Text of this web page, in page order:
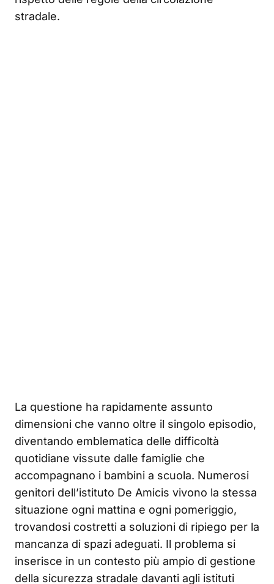
stradale.
La questione ha rapidamente assunto
dimensioni che vanno oltre il singolo episodio,
diventando emblematica delle difficoltà
quotidiane vissute dalle famiglie che
accompagnano i bambini a scuola. Numerosi
genitori dell’istituto De Amicis vivono la stessa
situazione ogni mattina e ogni pomeriggio,
trovandosi costretti a soluzioni di ripiego per la
mancanza di spazi adeguati. Il problema si
inserisce in un contesto più ampio di gestione
della sicurezza stradale davanti agli istituti